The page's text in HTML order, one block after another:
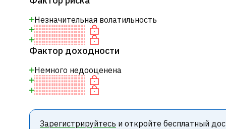
Незначительная волатильность
Фактор доходности
Немного недооценена
Зарегистрируйтесь и откройте бесплатный